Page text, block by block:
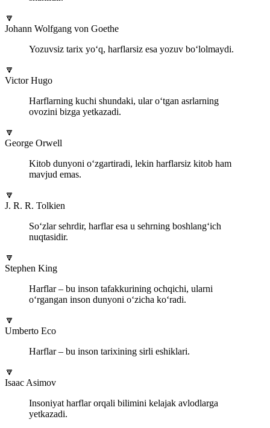
🔽
Johann Wolfgang von Goethe
Yozuvsiz tarix yo‘q, harflarsiz esa yozuv bo‘lolmaydi.
🔽
Victor Hugo
Harflarning kuchi shundaki, ular o‘tgan asrlarning
ovozini bizga yetkazadi.
🔽
George Orwell
Kitob dunyoni o‘zgartiradi, lekin harflarsiz kitob ham
mavjud emas.
🔽
J. R. R. Tolkien
So‘zlar sehrdir, harflar esa u sehrning boshlang‘ich
nuqtasidir.
🔽
Stephen King
Harflar – bu inson tafakkurining ochqichi, ularni
o‘rgangan inson dunyoni o‘zicha ko‘radi.
🔽
Umberto Eco
Harflar – bu inson tarixining sirli eshiklari.
🔽
Isaac Asimov
Insoniyat harflar orqali bilimini kelajak avlodlarga
yetkazadi.